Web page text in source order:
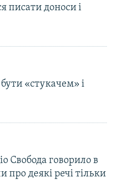
писати доноси і
«стукачем» і
Свобода говорило в
про деякі речі тільки